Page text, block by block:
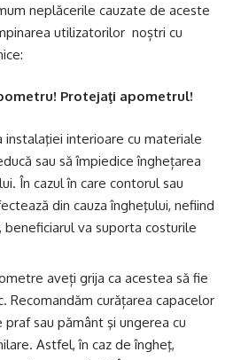
neplăcerile cauzate de aceste
utilizatorilor noștri cu
Protejaţi apometrul!
instalaţiei interioare cu materiale
sau să împiedice înghețarea
În cazul în care contorul sau
din cauza îngheţului, nefiind
va suporta costurile
aveți grija ca acestea să fie
Recomandăm curățarea capacelor
sau pământ şi ungerea cu
Astfel, în caz de îngheţ,